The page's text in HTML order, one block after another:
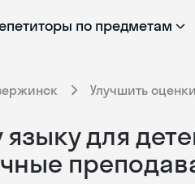
по предметам
Улучшить оценки
для